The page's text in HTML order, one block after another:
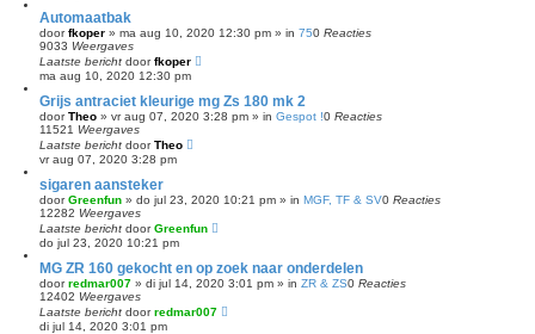
Automaatbak
doorfkoper » ma aug 10, 2020 12:30 pm » in 750 Reacties
9033 Weergaves
Laatste bericht doorfkoper
ma aug 10, 2020 12:30 pm
Grijs antraciet kleurige mg Zs 180 mk 2
doorTheo » vr aug 07, 2020 3:28 pm » in Gespot !0 Reacties
11521 Weergaves
Laatste bericht doorTheo
vr aug 07, 2020 3:28 pm
sigaren aansteker
doorGreenfun » do jul 23, 2020 10:21 pm » in MGF, TF & SV0 Reacties
12282 Weergaves
Laatste bericht doorGreenfun
do jul 23, 2020 10:21 pm
MG ZR 160 gekocht en op zoek naar onderdelen
doorredmar007 » di jul 14, 2020 3:01 pm » in ZR & ZS0 Reacties
12402 Weergaves
Laatste bericht doorredmar007
di jul 14, 2020 3:01 pm